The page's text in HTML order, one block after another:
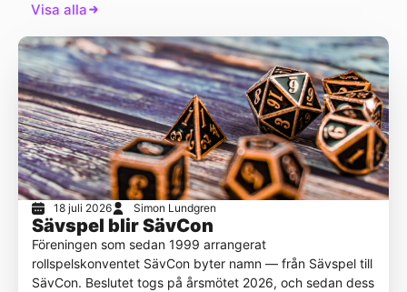
Visa alla
18 juli 2026 Simon Lundgren
Sävspel blir SävCon
Föreningen som sedan 1999 arrangerat
rollspelskonventet SävCon byter namn — från Sävspel till
SävCon. Beslutet togs på årsmötet 2026, och sedan dess